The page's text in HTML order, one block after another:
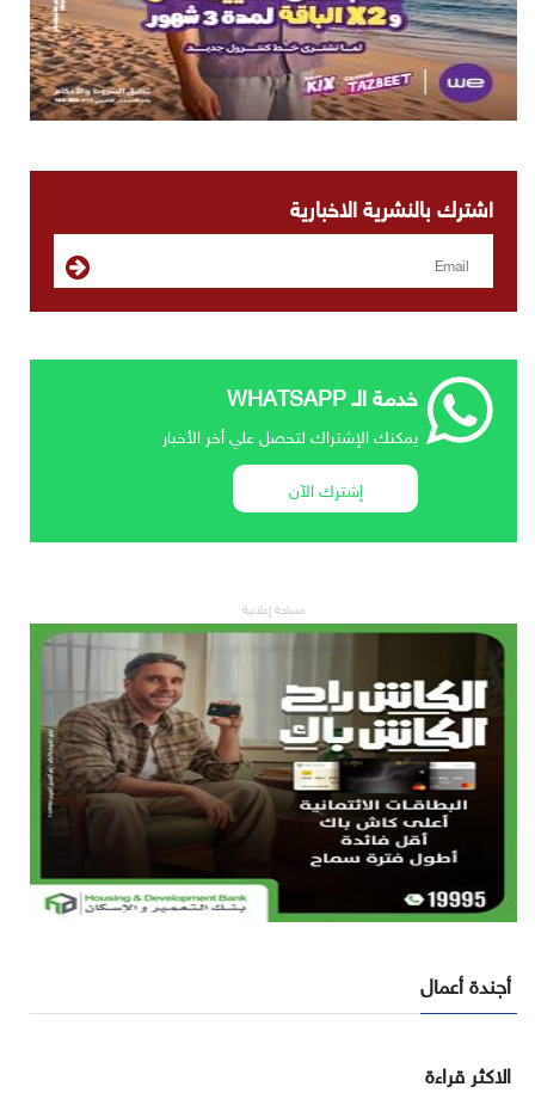
اشترك بالنشرية الاخبارية
خدمة الـ WHATSAPP
يمكنك الإشتراك لتحصل علي أخر الأخبار
إشترك الآن
مساحة إعلانية
أجندة أعمال
الاكثر قراءة